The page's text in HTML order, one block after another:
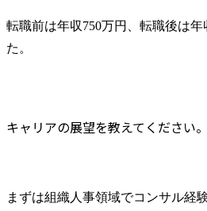
転職前は年収750万円、転職後は年
た。
キャリアの展望を教えてください。
まずは組織人事領域でコンサル経